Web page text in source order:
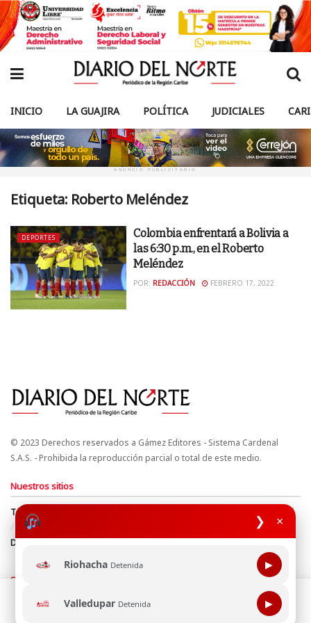
❯ ×
Riohacha Detenida ▶
Valledupar Detenida ▶
INICIO LA GUAJIRA POLÍTICA JUDICIALES
ANUNCIO PUBLICITARIO
Etiqueta: Roberto Meléndez
DEPORTES
Colombia enfrentará a Bolivia a
las 6:30 p.m., en el Roberto
Meléndez
POR: REDACCIÓN FEBRERO 17, 2022
© 2023 Derechos reservados a Gámez Editores - Sistema Cardenal
S.A.S. - Prohibida la reproducción parcial o total de este medio.
Nuestros sitios
Términos y Condiciones
Derechos de Autor y Propiedad Intelectual
Política de uso de cookies
Política de Tratamiento de Datos
Directrices Editoriales
Síguenos
Esta página web usa cookie para mejorar tu experiencia de
navegación, al continuar aceptas nuestra política de uso de